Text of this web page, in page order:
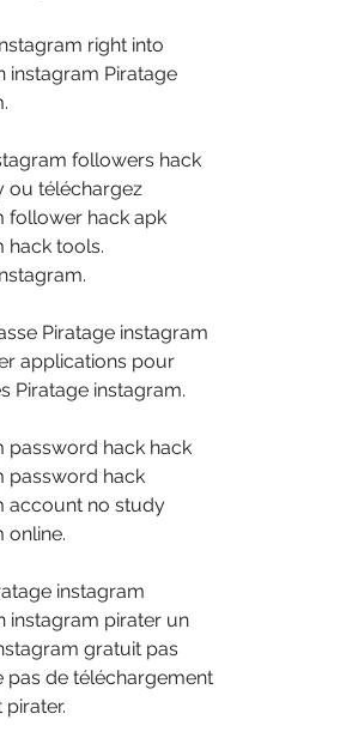
right into
instagram Piratage
followers hack
ou téléchargez
follower hack apk
hack tools.
Piratage instagram
applications pour
Piratage instagram.
password hack hack
password hack
account no study
online.
instagram
instagram pirater un
gratuit pas
pas de téléchargement